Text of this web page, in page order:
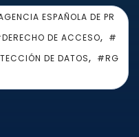
ESPAÑOLA DE PR
DE ACCESO, #
DE DATOS, #RG